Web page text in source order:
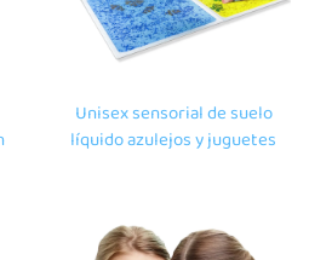
Unisex sensorial de suelo
líquido azulejos y juguetes